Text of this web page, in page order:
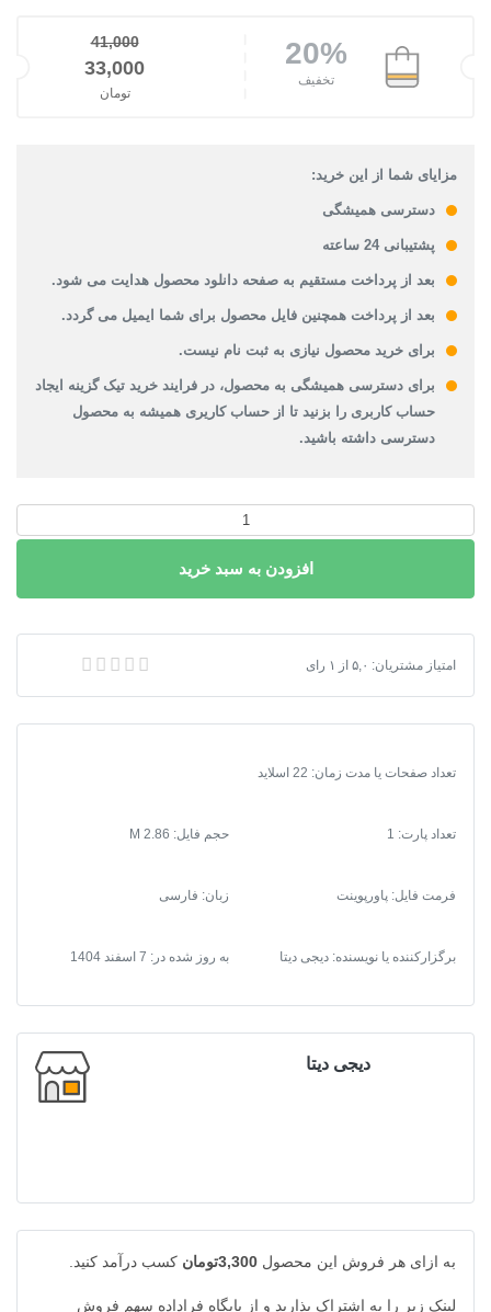
20%
تخفیف
41,000
قیمت اصلی: 41,000تومان بود.
33,000
تومان
مزایای شما از این خرید:
دسترسی همیشگی
پشتیبانی 24 ساعته
بعد از پرداخت مستقیم به صفحه دانلود محصول هدایت می شود.
بعد از پرداخت همچنین فایل محصول برای شما ایمیل می گردد.
برای خرید محصول نیازی به ثبت نام نیست.
برای دسترسی همیشگی به محصول، در فرایند خرید تیک گزینه ایجاد
حساب کاربری را بزنید تا از حساب کاریری همیشه به محصول
دسترسی داشته باشید.
پی
کروپتکین
افزودن به سبد خرید
پاورپوینت پی یر کروپتکین
امتیاز مشتریان: ۵,۰ از ۱ رای
تعداد صفحات یا مدت زمان: 22 اسلاید
تعداد پارت: 1 حجم فایل: 2.86 M
فرمت فایل: پاورپوینت زبان: فارسی
برگزارکننده یا نویسنده: دیجی دیتا به روز شده در: 7 اسفند 1404
دیجی دیتا
به ازای هر فروش این محصول 3,300تومان کسب درآمد کنید.
لینک زیر را به اشتراک بذارید و از پایگاه فراداده سهم فروش